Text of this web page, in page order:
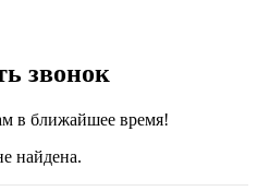
звонок
в ближайшее время!
найдена.